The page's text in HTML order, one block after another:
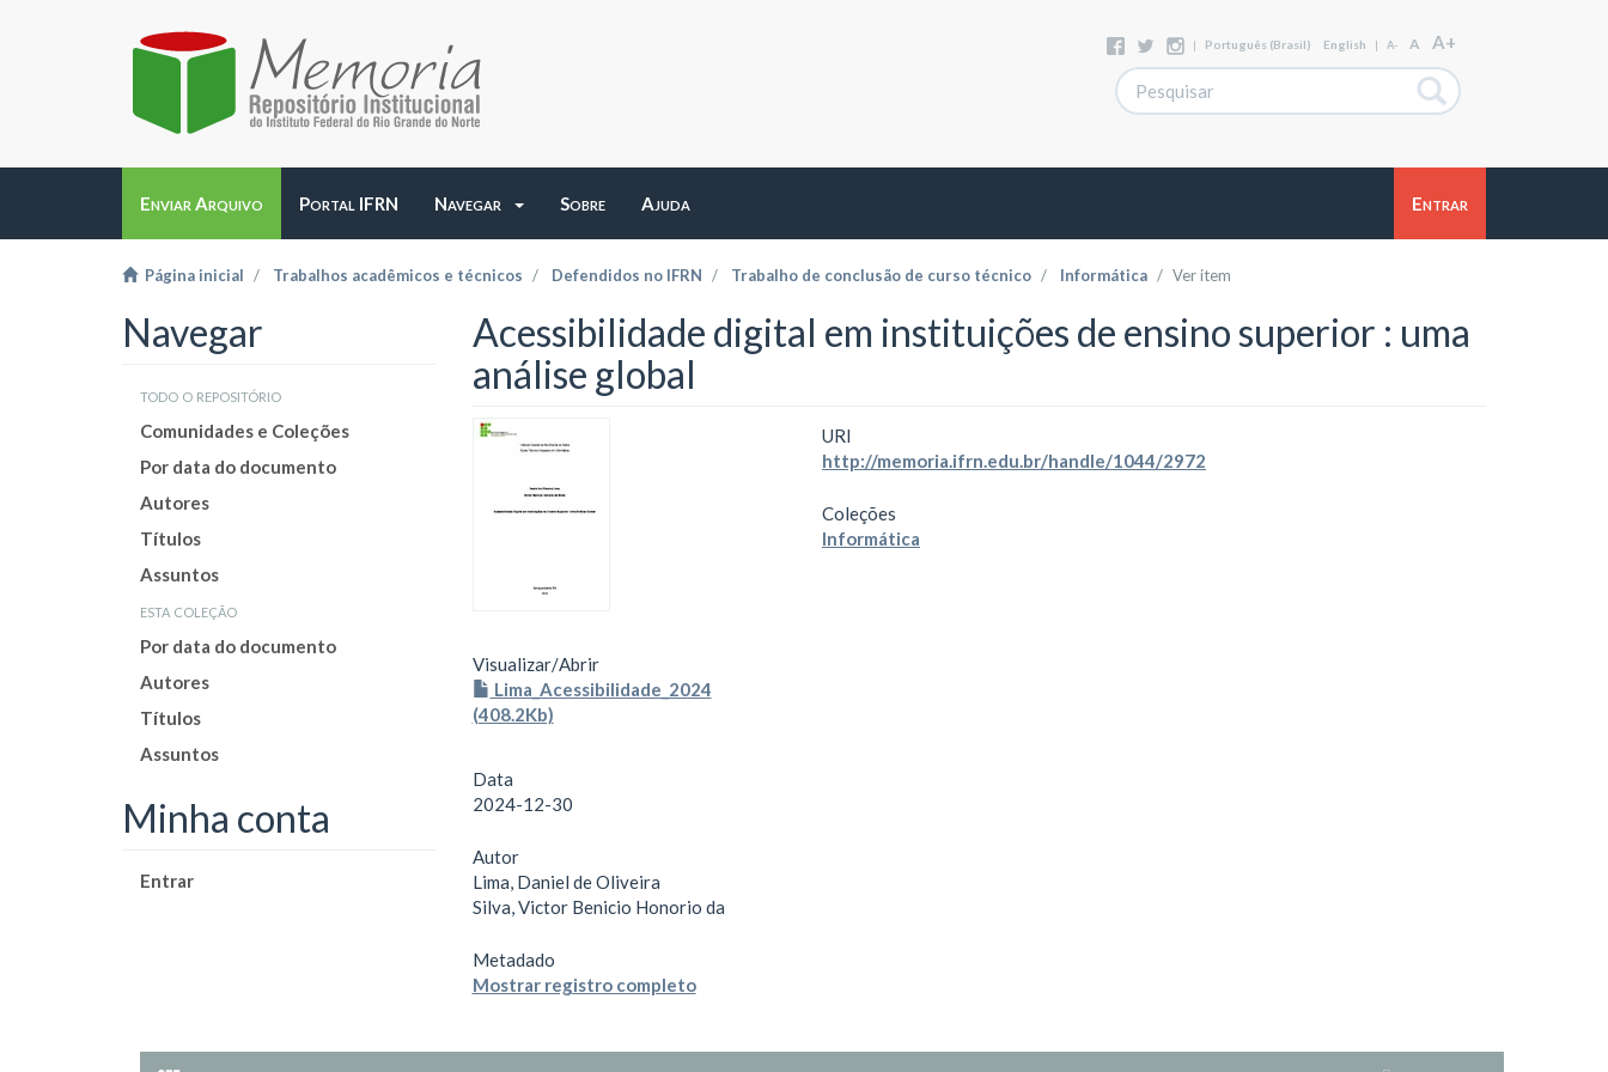
| Português (Brasil) English | A- A A+
Enviar Arquivo Portal IFRN Navegar Sobre Ajuda Entrar
Página inicial Trabalhos acadêmicos e técnicos Defendidos no IFRN Trabalho de conclusão de curso técnico Informática Ver item
Navegar
todo o repositório
Comunidades e Coleções
Por data do documento
Autores
Títulos
Assuntos
esta coleção
Por data do documento
Autores
Títulos
Assuntos
Minha conta
Entrar
Acessibilidade digital em instituições de ensino superior : uma
análise global
Visualizar/Abrir
Lima_Acessibilidade_2024
(408.2Kb)
Data
2024-12-30
Autor
Lima, Daniel de Oliveira
Silva, Victor Benicio Honorio da
Metadado
Mostrar registro completo
URI
http://memoria.ifrn.edu.br/handle/1044/2972
Coleções
Informática